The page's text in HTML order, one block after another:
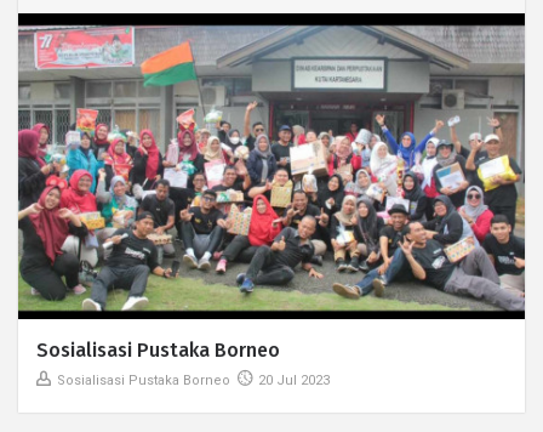
Sosialisasi Pustaka Borneo
Sosialisasi Pustaka Borneo 20 Jul 2023